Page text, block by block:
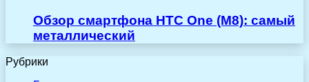
Обзор смартфона HTC One (M8): самый
металлический
Рубрики